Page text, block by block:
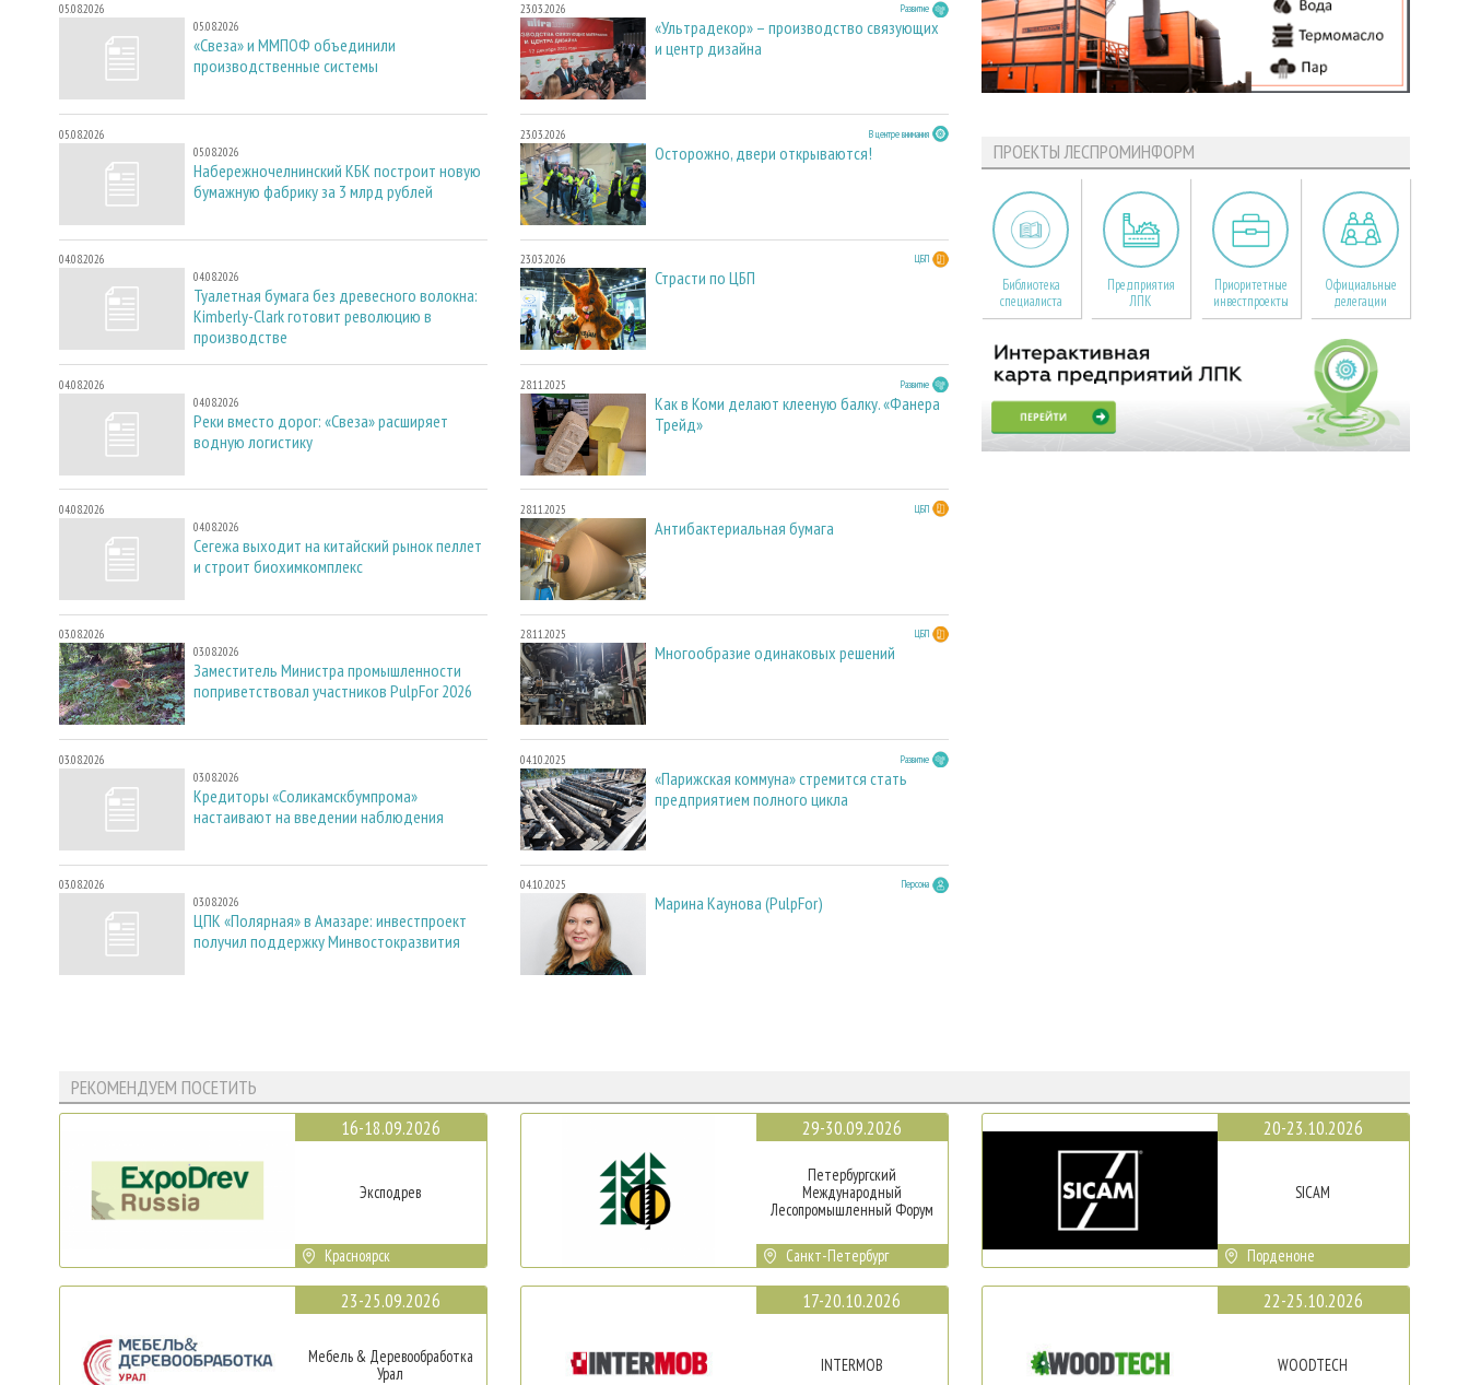
05.08.2026
05.08.2026
«Свеза» и ММПОФ объединили
производственные системы
05.08.2026
05.08.2026
Набережночелнинский КБК построит новую
бумажную фабрику за 3 млрд рублей
04.08.2026
04.08.2026
Туалетная бумага без древесного волокна:
Kimberly-Clark готовит революцию в
производстве
04.08.2026
04.08.2026
Реки вместо дорог: «Свеза» расширяет
водную логистику
04.08.2026
04.08.2026
Сегежа выходит на китайский рынок пеллет
и строит биохимкомплекс
03.08.2026
03.08.2026
Заместитель Министра промышленности
поприветствовал участников PulpFor 2026
03.08.2026
03.08.2026
Кредиторы «Соликамскбумпрома»
настаивают на введении наблюдения
03.08.2026
03.08.2026
ЦПК «Полярная» в Амазаре: инвестпроект
получил поддержку Минвостокразвития
23.03.2026 Развитие
«Ультрадекор» – производство связующих
и центр дизайна
23.03.2026 В центре внимания
Осторожно, двери открываются!
23.03.2026 ЦБП
Страсти по ЦБП
28.11.2025 Развитие
Как в Коми делают клееную балку. «Фанера
Трейд»
28.11.2025 ЦБП
Антибактериальная бумага
28.11.2025 ЦБП
Многообразие одинаковых решений
04.10.2025 Развитие
«Парижская коммуна» стремится стать
предприятием полного цикла
04.10.2025 Персона
Марина Каунова (PulpFor)
ПРОЕКТЫ ЛЕСПРОМИНФОРМ
Библиотека
специалиста
Предприятия
ЛПК
Приоритетные
инвестпроекты
Официальные
делегации
РЕКОМЕНДУЕМ ПОСЕТИТЬ
16-18.09.2026
Эксподрев
Красноярск
23-25.09.2026
Мебель & Деревообработка
Урал
29-30.09.2026
Петербургский
Международный
Лесопромышленный Форум
Санкт-Петербург
17-20.10.2026
INTERMOB
20-23.10.2026
SICAM
Порденоне
22-25.10.2026
WOODTECH